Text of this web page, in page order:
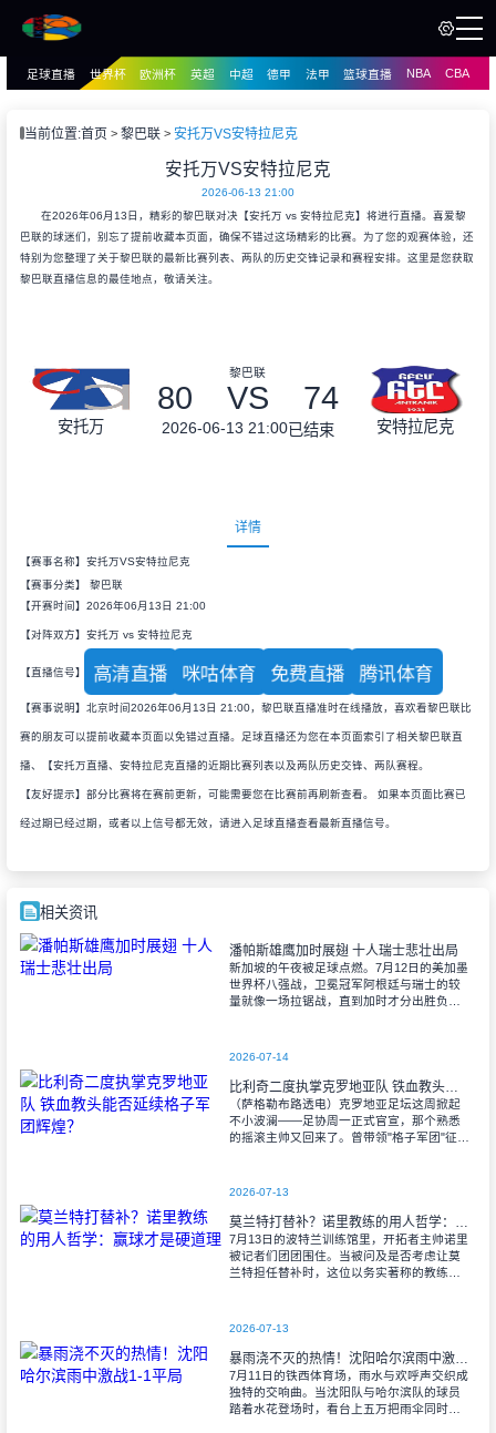
播
足球直播 世界杯 欧洲杯 英超 中超 德甲 法甲 篮球直播 NBA CBA
当前位置:首页 黎巴联 安托万VS安特拉尼克
安托万VS安特拉尼克
2026-06-13 21:00
在2026年06月13日，精彩的黎巴联对决【安托万 vs 安特拉尼克】将进行直播。喜爱黎
巴联的球迷们，别忘了提前收藏本页面，确保不错过这场精彩的比赛。为了您的观赛体验，还
特别为您整理了关于黎巴联的最新比赛列表、两队的历史交锋记录和赛程安排。这里是您获取
黎巴联直播信息的最佳地点，敬请关注。
安托万
黎巴联
80 VS 74
2026-06-13 21:00已结束 安特拉尼克
详情
【赛事名称】安托万VS安特拉尼克
【赛事分类】 黎巴联
【开赛时间】2026年06月13日 21:00
【对阵双方】安托万 vs 安特拉尼克
【直播信号】 高清直播 咪咕体育 免费直播 腾讯体育
【赛事说明】北京时间2026年06月13日 21:00，黎巴联直播准时在线播放，喜欢看黎巴联比
赛的朋友可以提前收藏本页面以免错过直播。足球直播还为您在本页面索引了相关黎巴联直
播、【安托万直播、安特拉尼克直播的近期比赛列表以及两队历史交锋、两队赛程。
【友好提示】部分比赛将在赛前更新，可能需要您在比赛前再刷新查看。 如果本页面比赛已
经过期已经过期，或者以上信号都无效，请进入足球直播查看最新直播信号。
相关资讯
潘帕斯雄鹰加时展翅 十人瑞士悲壮出局
新加坡的午夜被足球点燃。7月12日的美加墨
世界杯八强战，卫冕冠军阿根廷与瑞士的较
量就像一场拉锯战，直到加时才分出胜负。
2026-07-14
比利奇二度执掌克罗地亚队 铁血教头能否延续格子军团辉煌？
（萨格勒布路透电）克罗地亚足坛这周掀起
不小波澜——足协周一正式官宣，那个熟悉
的摇滚主帅又回来了。曾带领"格子军团"征战
2026-07-13
莫兰特打替补？诺里教练的用人哲学：赢球才是硬道理
7月13日的波特兰训练馆里，开拓者主帅诺里
被记者们团团围住。当被问及是否考虑让莫
兰特担任替补时，这位以务实著称的教练露
2026-07-13
暴雨浇不灭的热情！沈阳哈尔滨雨中激战1-1平局
7月11日的铁西体育场，雨水与欢呼声交织成
独特的交响曲。当沈阳队与哈尔滨队的球员
踏着水花登场时，看台上五万把雨伞同时收